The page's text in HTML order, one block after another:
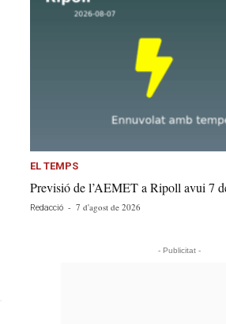
EL TEMPS
Previsió de l’AEMET a Ripoll avui 7
Redacció - 7 d'agost de 2026
- Publicitat -